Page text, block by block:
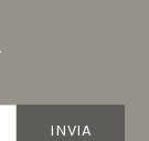
INVIA